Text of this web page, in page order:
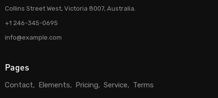
Collins Street West, Victoria 8007, Australia.
+1 246-345-0695
info@example.com
Pages
Contact Elements Pricing Service Terms